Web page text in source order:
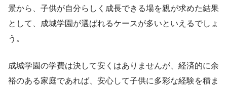
景から、子供が自分らしく成長できる場を親が求めた結果
として、成城学園が選ばれるケースが多いといえるでしょ
う。
成城学園の学費は決して安くはありませんが、経済的に余
裕のある家庭であれば、安心して子供に多彩な経験を積ま